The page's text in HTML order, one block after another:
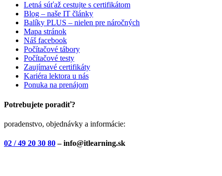
Letná súťaž cestujte s certifikátom
Blog – naše IT články
Balíky PLUS – nielen pre náročných
Mapa stránok
Náš facebook
Počítačové tábory
Počítačové testy
Zaujímavé certifikáty
Kariéra lektora u nás
Ponuka na prenájom
Potrebujete poradiť?
poradenstvo, objednávky a informácie:
02 / 49 20 30 80– info@itlearning.sk